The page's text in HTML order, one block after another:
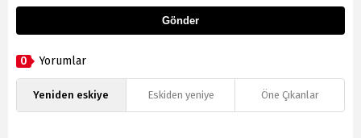
Gönder
0 Yorumlar
Yeniden eskiye Eskiden yeniye Öne Çıkanlar